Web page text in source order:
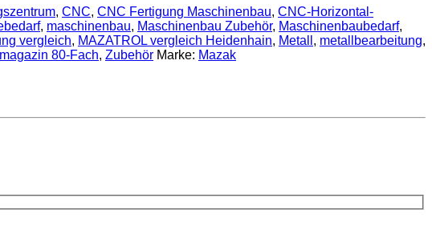
, CNC, CNC Fertigung Maschinenbau, CNC-Horizontal-
, maschinenbau, Maschinenbau Zubehör, Maschinenbaubedarf,
vergleich, MAZATROL vergleich Heidenhain, Metall , metallbearbeitung,
80-Fach, Zubehör Marke: Mazak